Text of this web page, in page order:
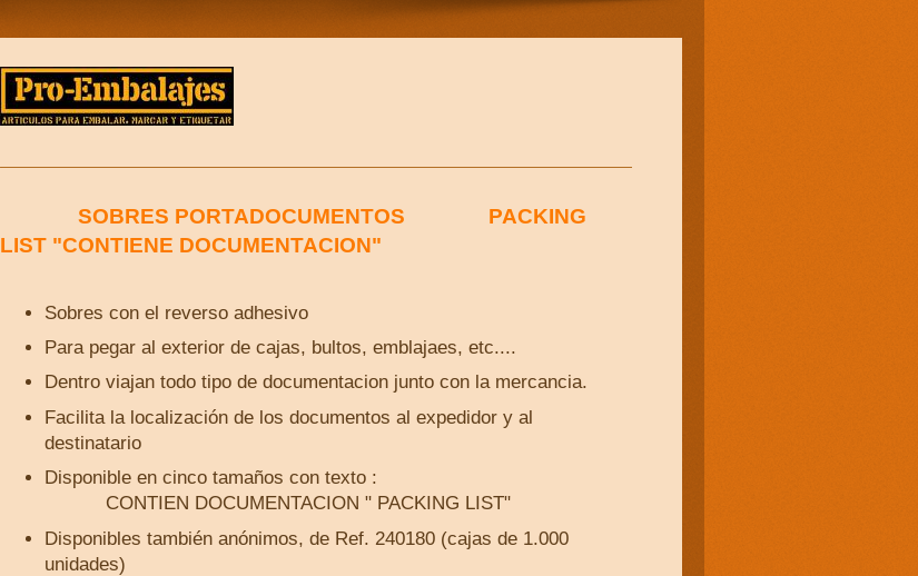
SOBRES PORTADOCUMENTOS PACKING
LIST "CONTIENE DOCUMENTACION"
Sobres con el reverso adhesivo
Para pegar al exterior de cajas, bultos, emblajaes, etc....
Dentro viajan todo tipo de documentacion junto con la mercancia.
Facilita la localización de los documentos al expedidor y al
destinatario
Disponible en cinco tamaños con texto :
CONTIEN DOCUMENTACION " PACKING LIST"
Disponibles también anónimos, de Ref. 240180 (cajas de 1.000
unidades)